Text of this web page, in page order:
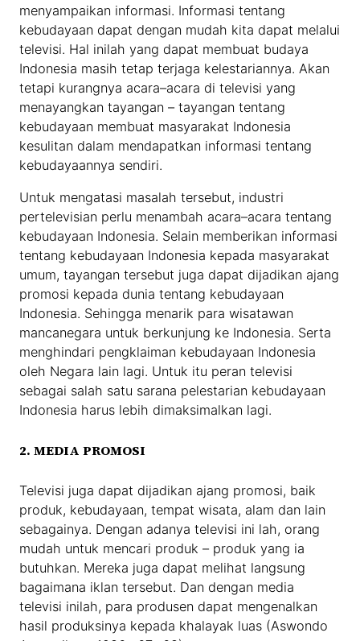
menyampaikan informasi. Informasi tentang
kebudayaan dapat dengan mudah kita dapat melalui
televisi. Hal inilah yang dapat membuat budaya
Indonesia masih tetap terjaga kelestariannya. Akan
tetapi kurangnya acara–acara di televisi yang
menayangkan tayangan – tayangan tentang
kebudayaan membuat masyarakat Indonesia
kesulitan dalam mendapatkan informasi tentang
kebudayaannya sendiri.
Untuk mengatasi masalah tersebut, industri
pertelevisian perlu menambah acara–acara tentang
kebudayaan Indonesia. Selain memberikan informasi
tentang kebudayaan Indonesia kepada masyarakat
umum, tayangan tersebut juga dapat dijadikan ajang
promosi kepada dunia tentang kebudayaan
Indonesia. Sehingga menarik para wisatawan
mancanegara untuk berkunjung ke Indonesia. Serta
menghindari pengklaiman kebudayaan Indonesia
oleh Negara lain lagi. Untuk itu peran televisi
sebagai salah satu sarana pelestarian kebudayaan
Indonesia harus lebih dimaksimalkan lagi.
2. MEDIA PROMOSI
Televisi juga dapat dijadikan ajang promosi, baik
produk, kebudayaan, tempat wisata, alam dan lain
sebagainya. Dengan adanya televisi ini lah, orang
mudah untuk mencari produk – produk yang ia
butuhkan. Mereka juga dapat melihat langsung
bagaimana iklan tersebut. Dan dengan media
televisi inilah, para produsen dapat mengenalkan
hasil produksinya kepada khalayak luas (Aswondo